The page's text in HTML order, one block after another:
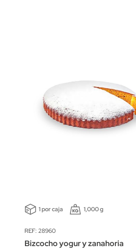
1 por caja 1,000 g
REF: 28960
Bizcocho yogur y zanahoria